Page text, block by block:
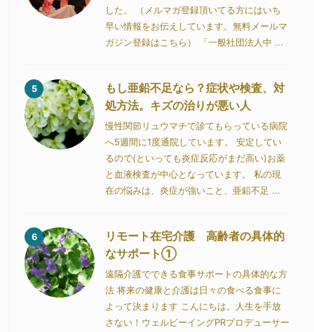
した。 （メルマガ登録頂いてる方にはいち
早い情報をお伝えしています。無料メールマ
ガジン登録はこちら） 「一般社団法人中 ...
5
もし亜鉛不足なら？症状や検査、対
処方法。キズの治りが悪い人
慢性関節リュウマチで診てもらっている病院
へ5週間に1度通院しています。 安定してい
るので(といっても炎症反応がまだ高い)お薬
と血液検査が中心となっています。 私の現
在の悩みは、炎症が強いこと、亜鉛不足 ...
6
リモート在宅介護 高齢者の具体的
なサポート①
遠隔介護でできる食事サポートの具体的な方
法 将来の健康と介護は日々の食べる食事に
よって決まります こんにちは。人生を手放
さない！ウェルビーイングPRプロデューサー